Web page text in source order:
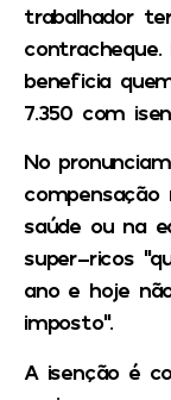
trabalhador
beneficia
7.350 com
No
saúde ou na
super-ricos
ano e hoje
imposto”.
A isenção é